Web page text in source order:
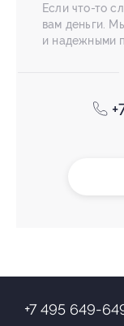
Если что-то
вам деньги.
и надежными
+7 495 649-